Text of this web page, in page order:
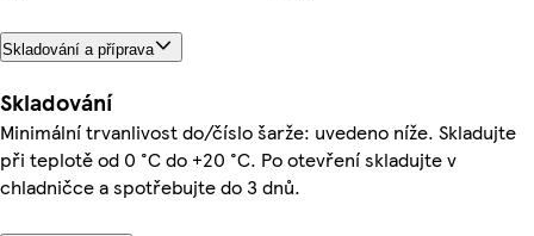
Skladování a příprava
Skladování
Minimální trvanlivost do/číslo šarže: uvedeno níže. Skladujte
při teplotě od 0 °C do +20 °C. Po otevření skladujte v
chladničce a spotřebujte do 3 dnů.